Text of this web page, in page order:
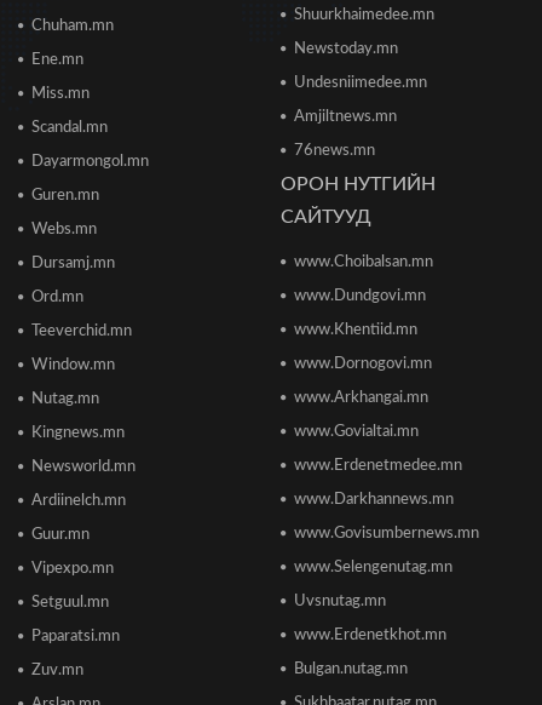
Б.Даваадалай: Уурхайн менежментээс
Сонсголгүй төрийн СОНСГОЛ-2
2026/06/19 10:17
Сонсголгүй төрийн СОНСГОЛ-2
Монгол Улсын дэлхийд өрсөлдөх чадвар 75
улсаас 67-рт бичигджээ
ТӨВҮҮДИЙН БАЙРШИЛ
2026/06/17 12:20
Отгонтэнгэр хайрханы тахилгад оролцохоор
Chuham.mn
Ene.mn
Miss.mn
Scandal.mn
Dayarmongol.mn
Guren.mn
Webs.mn
Dursamj.mn
Ord.mn
Teeverchid.mn
Window.mn
Nutag.mn
Kingnews.mn
Newsworld.mn
Ardiinelch.mn
Guur.mn
Vipexpo.mn
Setguul.mn
Paparatsi.mn
Zuv.mn
Shuurkhaimedee.mn
Newstoday.mn
Undesniimedee.mn
Amjiltnews.mn
76news.mn
ОРОН НУТГИЙН
САЙТУУД
www.Choibalsan.mn
www.Dundgovi.mn
www.Khentiid.mn
www.Dornogovi.mn
www.Arkhangai.mn
www.Govialtai.mn
www.Erdenetmedee.mn
www.Darkhannews.mn
www.Govisumbernews.mn
www.Selengenutag.mn
Uvsnutag.mn
www.Erdenetkhot.mn
Bulgan.nutag.mn